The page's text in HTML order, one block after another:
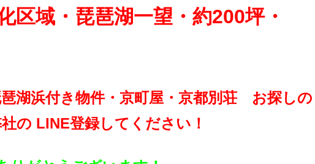
区域・琵琶湖一望・約200坪・
湖浜付き物件・京町屋・京都別荘 お探しの
の LINE登録してください！